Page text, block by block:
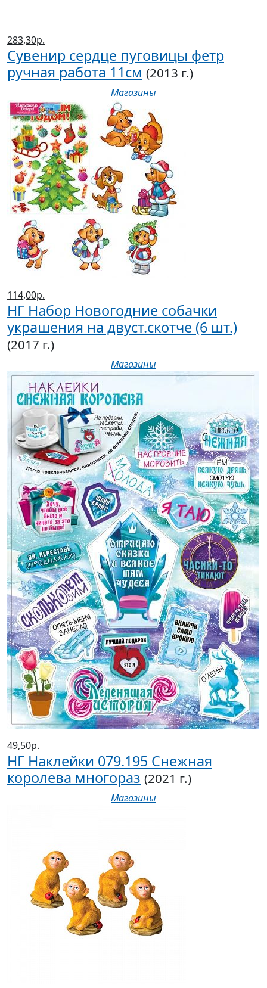
283,30р.
Сувенир сердце пуговицы фетр
ручная работа 11см (2013 г.)
Магазины
114,00р.
НГ Набор Новогодние собачки
украшения на двуст.скотче (6 шт.)
(2017 г.)
Магазины
49,50р.
НГ Наклейки 079.195 Снежная
королева многораз (2021 г.)
Магазины